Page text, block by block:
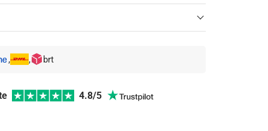
x 2,5 cm
sì
sì
con la massima cura
migliori condizioni possibili. Se, nonostante
la possibilità di un rimborso o di una restituzione
per glialtri paesi in Europa
, , brt
  4.8/5